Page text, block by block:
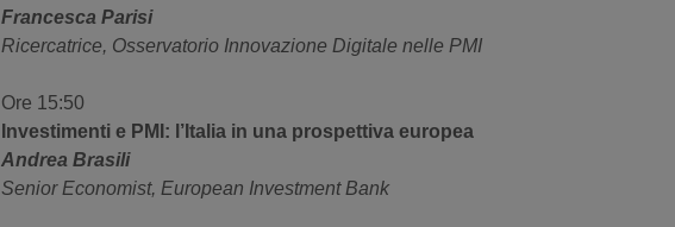
Francesca Parisi
Ricercatrice, Osservatorio Innovazione Digitale nelle PMI
Ore 15:50
Investimenti e PMI: l’Italia in una prospettiva europea
Andrea Brasili
Senior Economist, European Investment Bank